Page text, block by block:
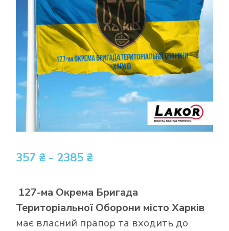
357 ₴ - 2385 ₴
127-ма Окрема Бригада
Територіальної Оборони місто Харків
має власний прапор та входить до